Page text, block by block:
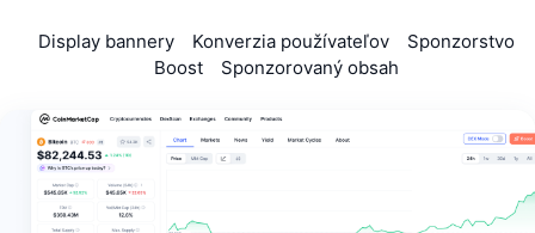
Display bannery Konverzia používateľov
Sponzorstvo
Boost
Sponzorovaný obsah